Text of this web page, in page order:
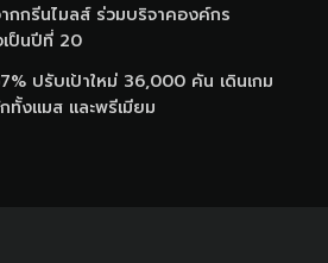
กกรีนไมลส์ ร่วมบริจาคองค์กร
เป็นปีที่ 20
ปรับเป้าใหม่ 36,000 คัน เดินเกม
ทั้งแมส และพรีเมียม